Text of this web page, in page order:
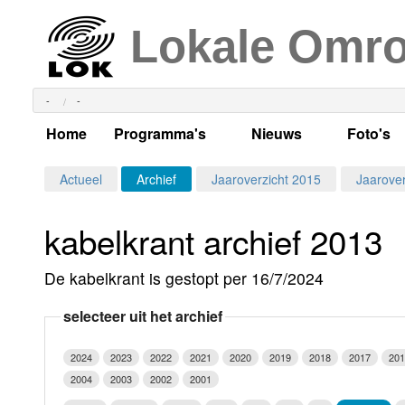
Lokale
- -
Home Programma's
Alle dagen
Per dag
Maandag
Luister LOK Live
Nieuws
Actueel Lokaal
Kabelkrant
Foto's
Actueel Archief Jaaroverzicht 2015
kabelkrant archief 2013
De kabelkrant is gestopt per 16/7/2024
selecteer uit het archief
2024 2023 2022 2021 2020 2019 2018 2017
2004
2003 2002
2001